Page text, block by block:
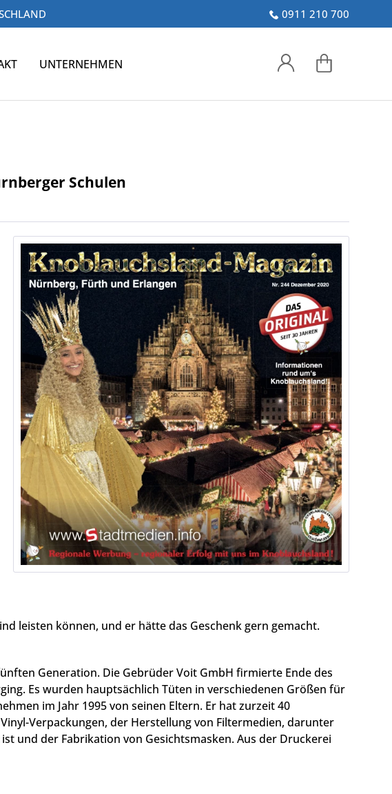
0911 210 700
UNTERNEHMEN
Schulen
leisten können, und er hätte das Geschenk gern gemacht.
Generation. Die Gebrüder Voit GmbH firmierte Ende des
Es wurden hauptsächlich Tüten in verschiedenen Größen für
im Jahr 1995 von seinen Eltern. Er hat zurzeit 40
Verpackungen, der Herstellung von Filtermedien, darunter
und der Fabrikation von Gesichtsmasken. Aus der Druckerei